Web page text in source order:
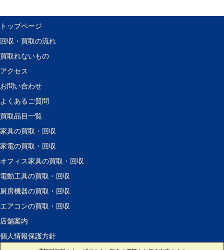
トップページ
回収・買取の流れ
買取れないもの
アクセス
お問い合わせ
よくあるご質問
買取品目一覧
家具の買取・回収
家電の買取・回収
オフィス家具の買取・回収
電動工具の買取・回収
厨房機器の買取・回収
エアコンの買取・回収
店舗案内
個人情報保護方針